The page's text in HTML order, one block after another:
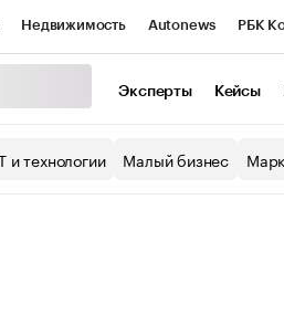
Недвижимость Autonews РБК
Эксперты Кейсы
и технологии Малый бизнес